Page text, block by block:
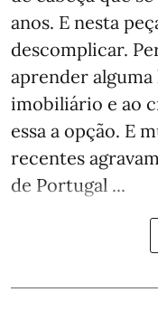
anos. E nesta
descomplicar.
aprender
imobiliário e ao
essa a opção. E
recentes
de Portugal ...